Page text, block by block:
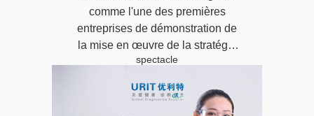
comme l'une des premières
entreprises de démonstration de
la mise en œuvre de la stratégie
de marque de Guangxi;
spectacle